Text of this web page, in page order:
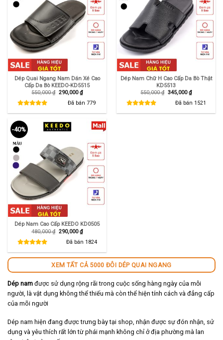
Dép Quai Ngang Nam Dán Xé Cao
Cấp Da Bò KEEDO-KD5515
550,000₫ Giá
550,000 ₫.
290,000₫Giá
hiện
tại
là:
290,000 ₫.
Đã bán 779
Dép Nam Chữ H Cao Cấp Da Bò Thật
KD5513
550,000₫ Giá
550,000 ₫.
345,000₫Giá
hiện
tại
là:
345,000 ₫.
Đã bán 1521
-40%
Dép Nam Cao Cấp KEEDO KD0505
480,000₫ Giá
480,000 ₫.
290,000₫Giá
hiện
tại
là:
Đã bán 1824
XEM TẤT CẢ 5000 ĐÔI DÉP QUAI NGANG
Dép nam được sử dụng rộng rãi trong cuộc sống hàng ngày của mỗi
người, là vật dụng không thể thiếu mà còn thể hiện tính cách và đẳng cấp
của mõi người
Dép nam hiện đang được trưng bày tại shop, nhận được sự đón nhận, sử
dụng và yêu thích rất lớn từ phái mạnh không chỉ ở địa phường mà lan